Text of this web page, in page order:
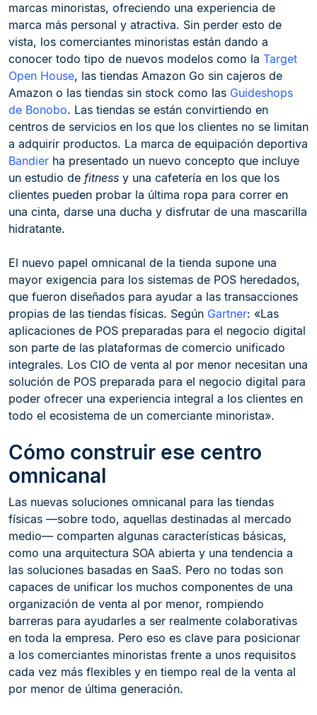
marcas minoristas, ofreciendo una experiencia de
marca más personal y atractiva. Sin perder esto de
vista, los comerciantes minoristas están dando a
conocer todo tipo de nuevos modelos como la Target
Open House, las tiendas Amazon Go sin cajeros de
Amazon o las tiendas sin stock como las Guideshops
de Bonobo. Las tiendas se están convirtiendo en
centros de servicios en los que los clientes no se limitan
a adquirir productos. La marca de equipación deportiva
Bandier ha presentado un nuevo concepto que incluye
un estudio de fitness y una cafetería en los que los
clientes pueden probar la última ropa para correr en
una cinta, darse una ducha y disfrutar de una mascarilla
hidratante.
El nuevo papel omnicanal de la tienda supone una
mayor exigencia para los sistemas de POS heredados,
que fueron diseñados para ayudar a las transacciones
propias de las tiendas físicas. Según Gartner: «Las
aplicaciones de POS preparadas para el negocio digital
son parte de las plataformas de comercio unificado
integrales. Los CIO de venta al por menor necesitan una
solución de POS preparada para el negocio digital para
poder ofrecer una experiencia integral a los clientes en
todo el ecosistema de un comerciante minorista».
Cómo construir ese centro
omnicanal
Las nuevas soluciones omnicanal para las tiendas
físicas —sobre todo, aquellas destinadas al mercado
medio— comparten algunas características básicas,
como una arquitectura SOA abierta y una tendencia a
las soluciones basadas en SaaS. Pero no todas son
capaces de unificar los muchos componentes de una
organización de venta al por menor, rompiendo
barreras para ayudarles a ser realmente colaborativas
en toda la empresa. Pero eso es clave para posicionar
a los comerciantes minoristas frente a unos requisitos
cada vez más flexibles y en tiempo real de la venta al
por menor de última generación.